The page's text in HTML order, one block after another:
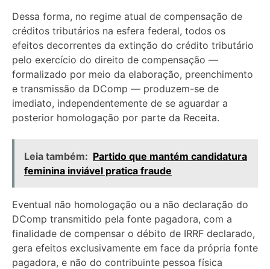
Dessa forma, no regime atual de compensação de
créditos tributários na esfera federal, todos os
efeitos decorrentes da extinção do crédito tributário
pelo exercício do direito de compensação —
formalizado por meio da elaboração, preenchimento
e transmissão da DComp — produzem-se de
imediato, independentemente de se aguardar a
posterior homologação por parte da Receita.
Leia também: Partido que mantém candidatura
feminina inviável pratica fraude
Eventual não homologação ou a não declaração do
DComp transmitido pela fonte pagadora, com a
finalidade de compensar o débito de IRRF declarado,
gera efeitos exclusivamente em face da própria fonte
pagadora, e não do contribuinte pessoa física